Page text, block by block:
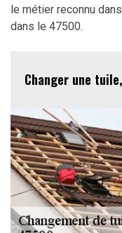
le métier reconnu
dans le 47500.
Changer une